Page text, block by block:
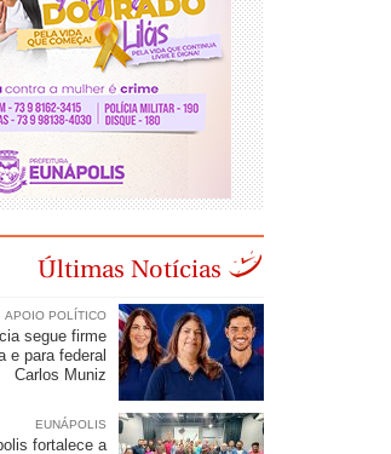
Últimas Notícias
APOIO POLÍTICO
segue firme
e para federal
Carlos Muniz
EUNÁPOLIS
fortalece a